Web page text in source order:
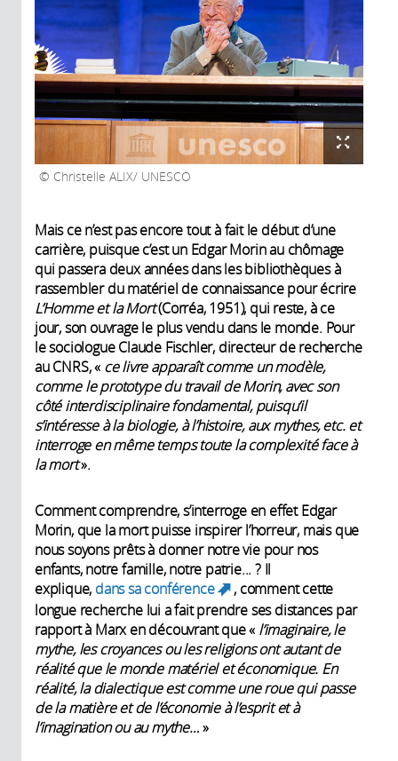
Christelle ALIX/ UNESCO
Mais ce n’est pas encore tout à fait le début d’une
carrière, puisque c’est un Edgar Morin au chômage
qui passera deux années dans les bibliothèques à
rassembler du matériel de connaissance pour écrire
L’Homme et la Mort(Corréa, 1951), qui reste, à ce
jour, son ouvrage le plus vendu dans le monde. Pour
le sociologue Claude Fischler, directeur de recherche
au CNRS, « ce livre apparaît comme un modèle,
comme le prototype du travail de Morin, avec son
côté interdisciplinaire fondamental, puisqu’il
s’intéresse à la biologie, à l’histoire, aux mythes, etc. et
interroge en même temps toute la complexité face à
la mort».
Comment comprendre, s’interroge en effet Edgar
Morin, que la mort puisse inspirer l’horreur, mais que
nous soyons prêts à donner notre vie pour nos
enfants, notre famille, notre patrie... ? Il
explique, dans sa conférence (link is external)
, comment cette
longue recherche lui a fait prendre ses distances par
rapport à Marx en découvrant que « l’imaginaire, le
mythe, les croyances ou les religions ont autant de
réalité que le monde matériel et économique. En
réalité, la dialectique est comme une roue qui passe
de la matière et de l’économie à l’esprit et à
l’imagination ou au mythe…»